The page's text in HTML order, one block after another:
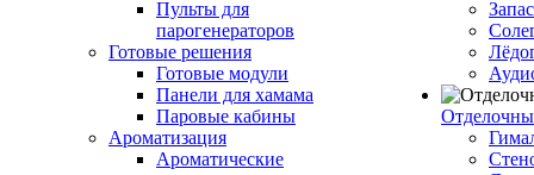
Пульты для
парогенераторов
Готовые решения
Готовые модули
Панели для хамама
Паровые кабины
Ароматизация
Ароматические